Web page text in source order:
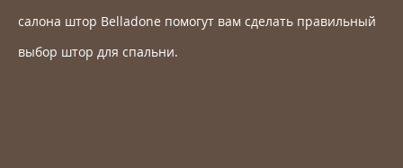
салона штор Belladone помогут вам сделать правильный
выбор штор для спальни.